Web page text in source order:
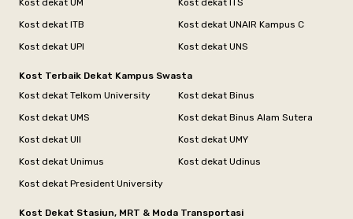
Kost dekat UM
Kost dekat ITS
Kost dekat ITB
Kost dekat UNAIR Kampus C
Kost dekat UPI
Kost dekat UNS
Kost Terbaik Dekat Kampus Swasta
Kost dekat Telkom University
Kost dekat Binus
Kost dekat UMS
Kost dekat Binus Alam Sutera
Kost dekat UII
Kost dekat UMY
Kost dekat Unimus
Kost dekat Udinus
Kost dekat President University
Kost Dekat Stasiun, MRT & Moda Transportasi